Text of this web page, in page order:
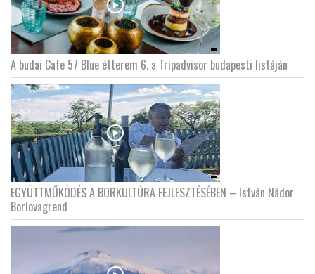
A budai Cafe 57 Blue étterem 6. a Tripadvisor budapesti listáján
EGYÜTTMŰKÖDÉS A BORKULTÚRA FEJLESZTÉSÉBEN – István Nádor
Borlovagrend